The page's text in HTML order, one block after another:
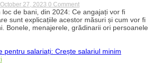
October 27, 2023 0 Commenton
Guvernul,
fiert
pe
munca
Tichete
de bani, din 2024: Ce angajați vor fi
sunt explicațiile acestor măsuri și cum vor fi
Bonele, menajerele, grădinarii ori persoanele